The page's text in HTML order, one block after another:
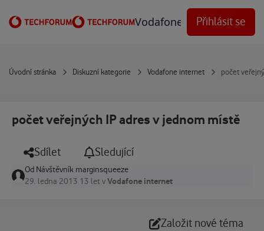
Vodafone Techforum
Přihlásit se
Úvodní stránka Diskuzní kategorie Vodafone internet počet
počet veřejných IP adres v jednom místě
Sdílet Sledující
Od Návštěvník marginsqueeze
29. ledna 2013 13 let vVodafone internet
Založit nové téma